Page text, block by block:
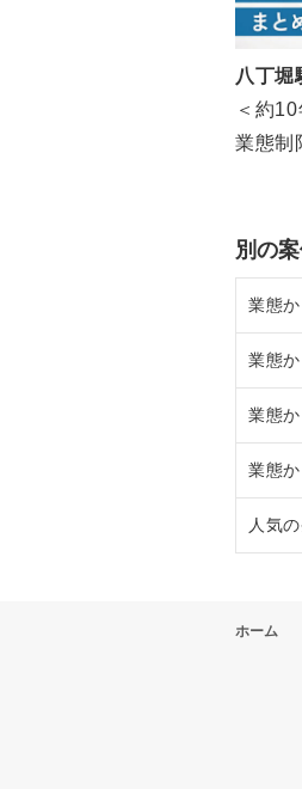
八丁
＜約
業態制
別の
業態
東
東
東
東
東
東
東
業態
中
中
中
中
中
中
業態
八
八
八
八
業態
茅
茅
茅
茅
人気
中
八
茅
ホーム